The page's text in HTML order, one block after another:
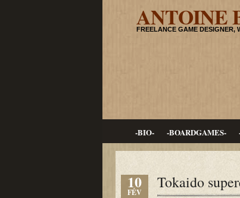
ANTOINE
FREELANCE GAME DESIGNER,
-BIO- -BOARDGAMES-
10
FÉV
Tokaido